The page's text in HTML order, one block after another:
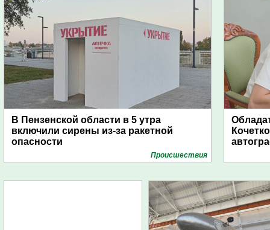
В Пензенской области в 5 утра
включили сирены из-за ракетной
опасности
Проиcшествия